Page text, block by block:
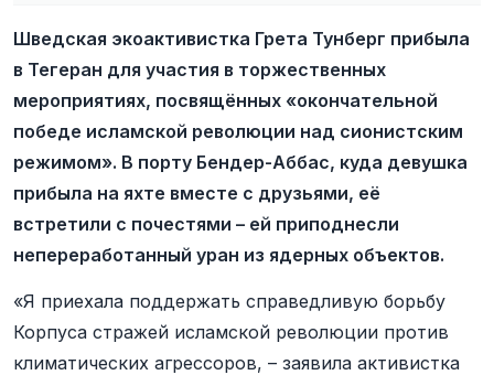
Шведская экоактивистка Грета Тунберг прибыла
в Тегеран для участия в торжественных
мероприятиях, посвящённых «окончательной
победе исламской революции над сионистским
режимом». В порту Бендер-Аббас, куда девушка
прибыла на яхте вместе с друзьями, её
встретили с почестями – ей приподнесли
непереработанный уран из ядерных объектов.
«Я приехала поддержать справедливую борьбу
Корпуса стражей исламской революции против
климатических агрессоров, – заявила активистка